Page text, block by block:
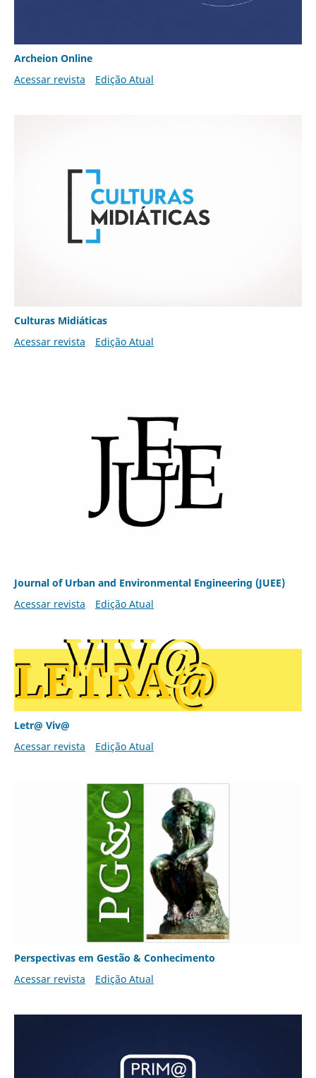
Archeion Online
Acessar revista
Edição Atual
Culturas Midiáticas
Acessar revista
Edição Atual
Journal of Urban and Environmental Engineering (JUEE)
Acessar revista
Edição Atual
Letr@ Viv@
Acessar revista
Edição Atual
Perspectivas em Gestão & Conhecimento
Acessar revista
Edição Atual